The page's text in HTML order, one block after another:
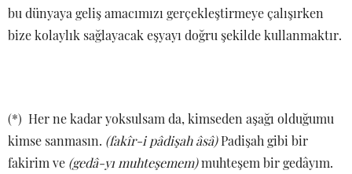
bu dünyaya geliş amacımızı gerçekleştirmeye çalışırken
bize kolaylık sağlayacak eşyayı doğru şekilde kullanmaktır.
(*) Her ne kadar yoksulsam da, kimseden aşağı olduğumu
kimse sanmasın. (fakîr-i pâdişah âsâ)Padişah gibi bir
fakirim ve (gedâ-yı muhteşemem)muhteşem bir gedâyım.